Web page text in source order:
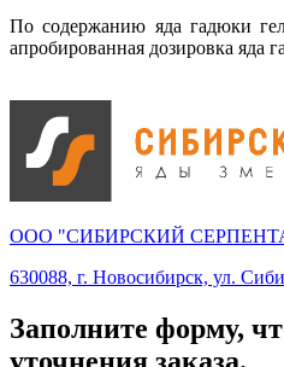
По содержанию яда гадюки
апробированная дозировка
ООО "СИБИРСКИЙ
630088, г. Новосибирск, ул.
Заполните форму,